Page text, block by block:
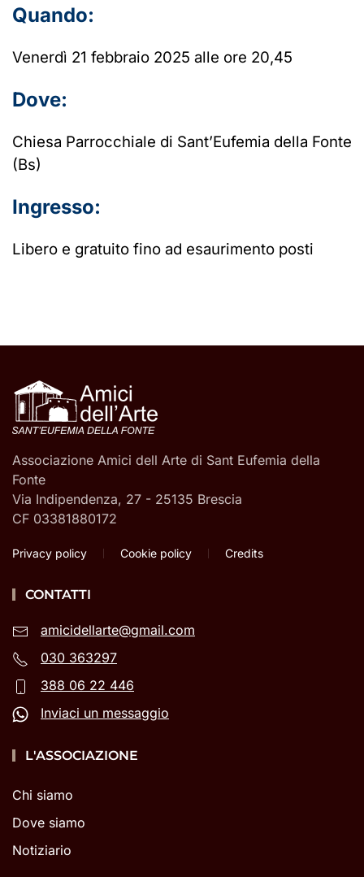
Quando:
Venerdì 21 febbraio 2025 alle ore 20,45
Dove:
Chiesa Parrocchiale di Sant’Eufemia della Fonte
(Bs)
Ingresso:
Libero e gratuito fino ad esaurimento posti
Associazione Amici dell Arte di Sant Eufemia della
Fonte
Via Indipendenza, 27 - 25135 Brescia
CF 03381880172
Privacy policy Cookie policy Credits
CONTATTI
amicidellarte@gmail.com
030 363297
388 06 22 446
Inviaci un messaggio
L'ASSOCIAZIONE
Chi siamo
Dove siamo
Notiziario